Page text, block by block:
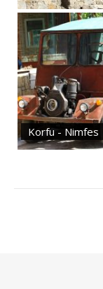
Korfu - Nimfes